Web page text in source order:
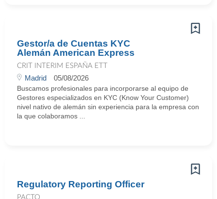
Gestor/a de Cuentas KYC
Alemán American Express
CRIT INTERIM ESPAÑA ETT
Madrid 05/08/2026
Buscamos profesionales para incorporarse al equipo de
Gestores especializados en KYC (Know Your Customer)
nivel nativo de alemán sin experiencia para la empresa con
la que colaboramos ...
Regulatory Reporting Officer
PACTO